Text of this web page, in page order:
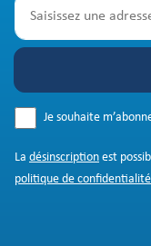
Je souhaite
La désinscription est
politique de confidentialité